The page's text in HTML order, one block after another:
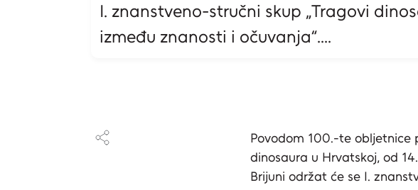
I. znanstveno-stručni skup „Tragovi
između znanosti i očuvanja“....
Povodom 100.-te obljetnice
dinosaura u Hrvatskoj, od
Brijuni održat će se I.